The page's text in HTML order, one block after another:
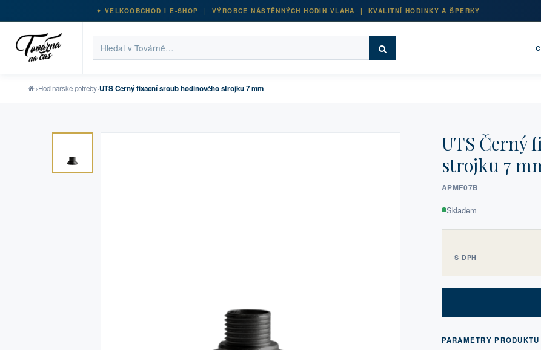
VELKOOBCHOD I E-SHOP | VÝROBCE NÁSTĚNNÝCH HODIN VLAHA | KVALITNÍ HODINKY A ŠPERKY
›Hodinářské potřeby›UTS Černý fixační šroub hodinového strojku 7 mm
UTS Černý
strojku 7
APMF07B
Skladem
S DPH
PARAMETRY PRODUKTU